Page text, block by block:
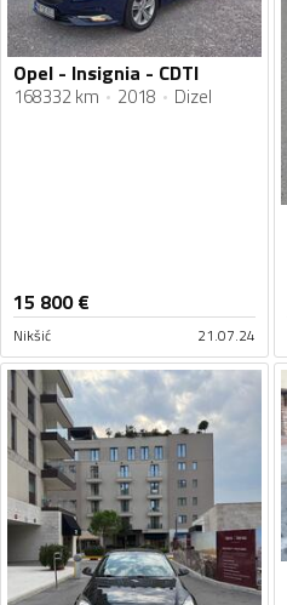
Opel - Insignia - CDTI
168332 km 2018 Dizel
15 800€
Nikšić 21.07.24